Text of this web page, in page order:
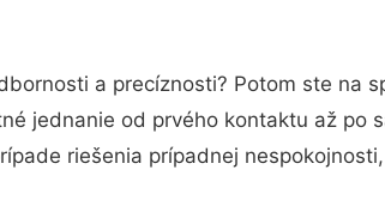
a precíznosti? Potom ste na
jednanie od prvého kontaktu až po
riešenia prípadnej